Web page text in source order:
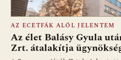
AZ ECETFÁK ALÓL JELENTEM
Az élet Balásy Gyula
Zrt. átalakítja